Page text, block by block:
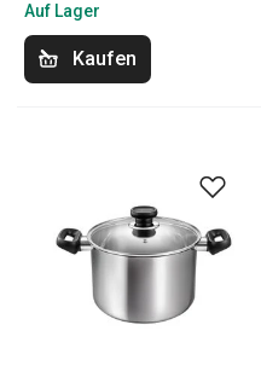
Auf Lager
Kaufen